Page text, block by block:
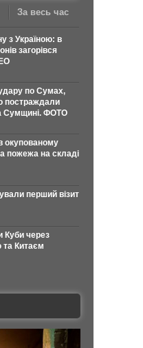
За весь час
з Україною: в
загорівся
по Сумах,
постраждали
Сумщині. ФОТО
окупованому
пожежа на складі
перший візит
Куби через
та Китаєм